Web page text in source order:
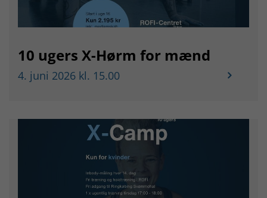
10 ugers X-Hørm for mænd
4. juni 2026 kl. 15.00